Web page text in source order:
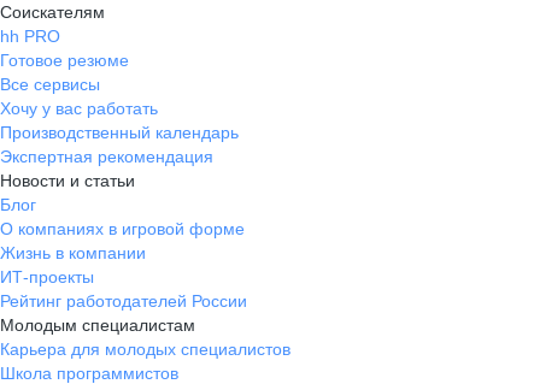
Соискателям
hh PRO
Готовое резюме
Все сервисы
Хочу у вас работать
Производственный календарь
Экспертная рекомендация
Новости и статьи
Блог
О компаниях в игровой форме
Жизнь в компании
ИТ-проекты
Рейтинг работодателей России
Молодым специалистам
Карьера для молодых специалистов
Школа программистов